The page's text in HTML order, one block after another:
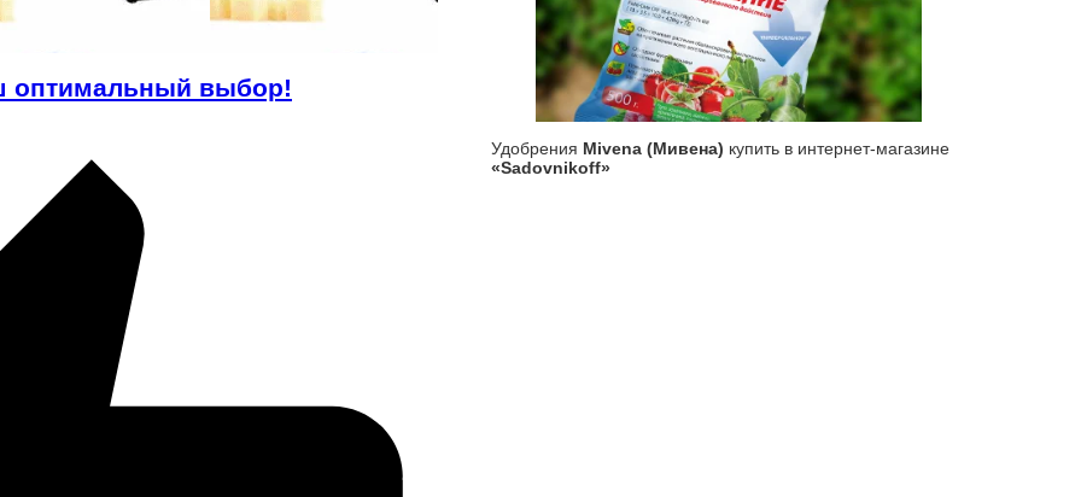
оптимальный выбор!
Удобрения Mivena (Мивена) купить в интернет-магазине
«Sadovnikoff»